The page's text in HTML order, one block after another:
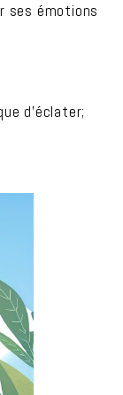
ses émotions
d’éclater;